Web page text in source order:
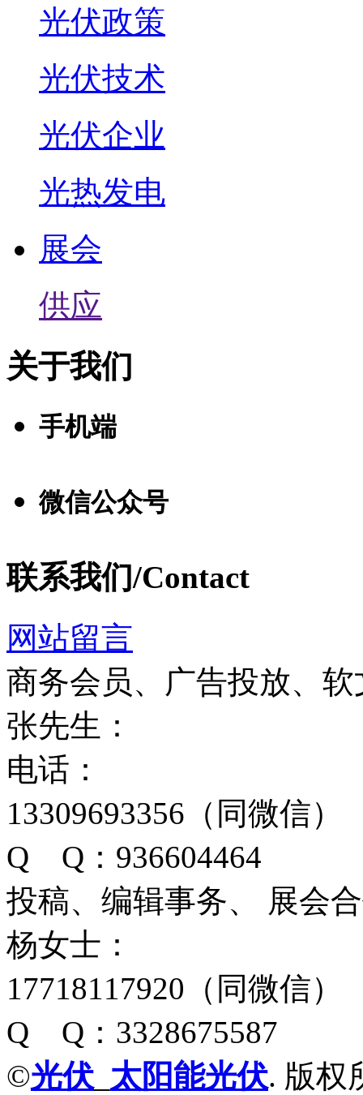
光伏政策
光伏技术
光伏企业
光热发电
展会
供应
关于我们
手机端
微信公众号
联系我们/Contact
网站留言
商务会员、广告投放、软
张先生：
电话：
13309693356（同微信）
Q Q：936604464
投稿、编辑事务、 展会
杨女士：
17718117920（同微信）
Q Q：3328675587
©光伏 太阳能光伏. 版权